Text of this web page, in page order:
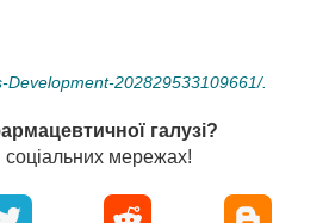
Development-202829533109661/.
галузі?
мережах!